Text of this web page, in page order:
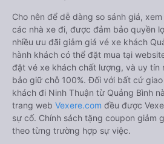
Cho nên để dễ dàng so sánh giá,
các nhà xe đi, được đảm bảo quyền
nhiều ưu đãi giảm giá vé xe khách
hành khách có thể đặt mua tại
đặt vé xe khách chất lượng, và uy tín
bảo giữ chỗ 100%. Đối với bất cứ
khách đi Ninh Thuận từ Quảng Bình
trang web Vexere.com đều được
sự cố. Chính sách tặng coupon giảm
theo từng trường hợp sự việc.